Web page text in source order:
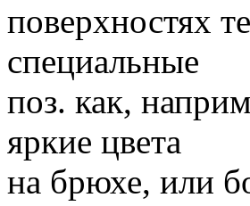
поверхностях
специальные
поз. как,
яркие цвета
на брюхе, или